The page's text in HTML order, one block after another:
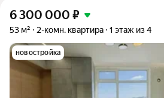
6 300 000 ₽
53 м² 2-комн. квартира 1 этаж из 4
новостройка